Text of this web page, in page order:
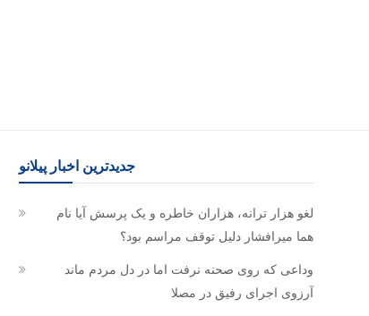
جدیدترین اخبار پیلانو
لغو هزار ترانه، هزاران خاطره و یک پرسش آیا نام
هما میرافشار دلیل توقف مراسم بود؟
وداعی که روی صحنه نرفت اما در دل مردم ماند
آرزوی اجرای رفیق در مصلا